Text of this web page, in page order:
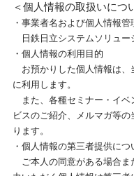
＜個人情報の取扱いにつ
・事業者名および個人情報管
日鉄日立システムソリュ
・個人情報の利用目的
お預かりした個人情報は、
に利用します。
また、各種セミナー・イベ
ビスのご紹介、メルマガ等
ります。
・個人情報の第三者提供につ
ご本人の同意がある場合ま